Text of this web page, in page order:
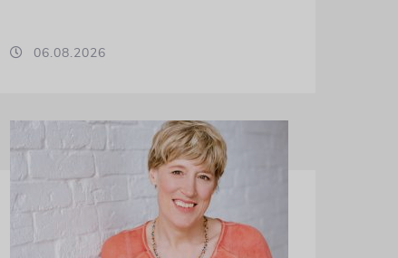
06.08.2026